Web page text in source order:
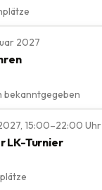
2027
bekanntgegeben
15:00–22:00 Uhr
LK-Turnier